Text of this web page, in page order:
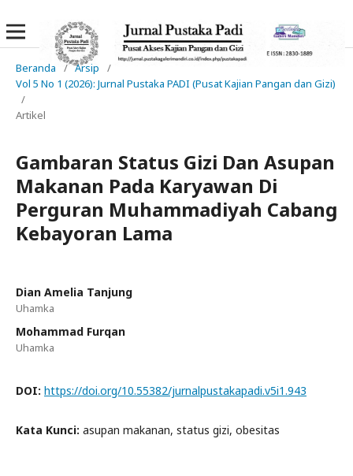
Beranda / Arsip
/
Vol 5 No 1 (2026): Jurnal Pustaka PADI (Pusat Kajian Pangan dan Gizi)
/
Artikel
Gambaran Status Gizi Dan Asupan
Makanan Pada Karyawan Di
Perguran Muhammadiyah Cabang
Kebayoran Lama
Dian Amelia Tanjung
Uhamka
Mohammad Furqan
Uhamka
DOI: https://doi.org/10.55382/jurnalpustakapadi.v5i1.943
Kata Kunci: asupan makanan, status gizi, obesitas